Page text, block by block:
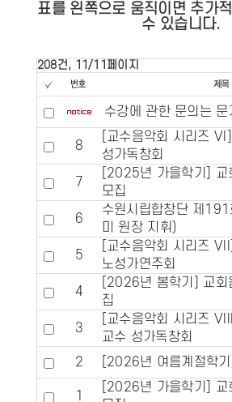
표를 왼쪽으로 움직이면 추가
수 있습니다.
208건, 11/11페이지
수강에 관한 문의는
8
[교수음악회 시리즈
성가독창회
7
[2025년 가을학기] 교
모집
6
수원시립합창단 제191
미 원장 지휘)
5
[교수음악회 시리즈
노성가연주회
4
[2026년 봄학기] 교회
집
3
[교수음악회 시리즈
교수 성가독창회
2
[2026년 여름계절학
1
[2026년 가을학기] 교